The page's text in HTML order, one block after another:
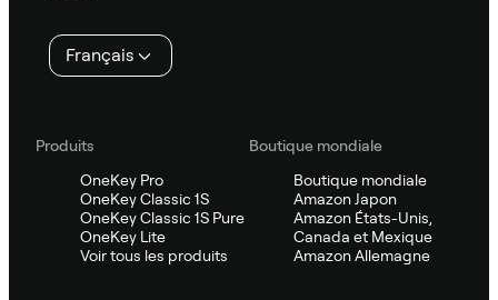
page
Français
Produits
OneKey Pro
OneKey Classic 1S
OneKey Classic 1S Pure
OneKey Lite
Voir tous les produits
Boutique mondiale
Boutique mondiale
Amazon Japon
Amazon États-Unis,
Canada et Mexique
Amazon Allemagne